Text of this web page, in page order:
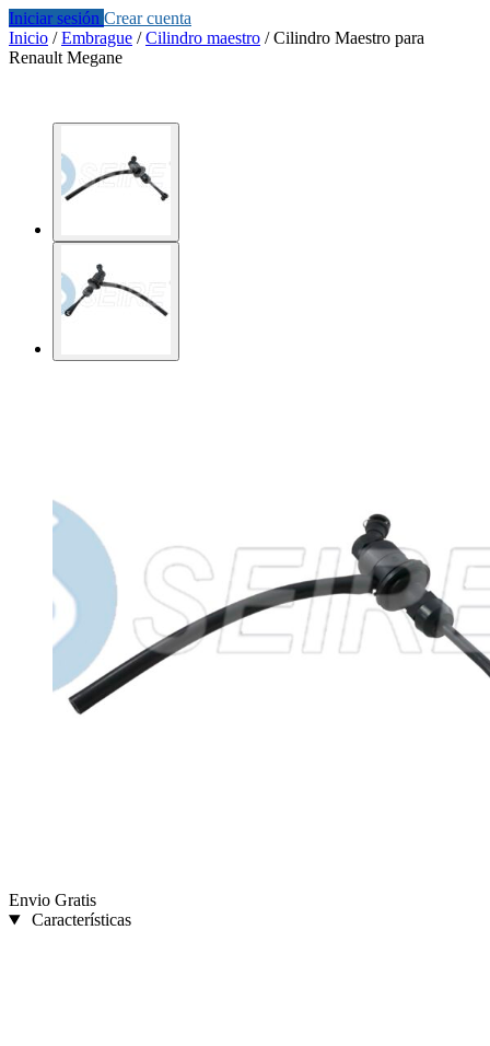
Iniciar sesión Crear cuenta
Inicio /Embrague /Cilindro maestro /Cilindro Maestro para
Renault Megane
Envio Gratis
Características